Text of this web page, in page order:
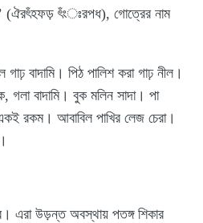
(ঐরৎঁহফড় ৎঁংঃরপধ), গোত্রের নাম
বাদামি। পিঠ পালিশ করা গাঢ় নীল।
গলা বাদামি। বুক মলিন সাদা। পা
রকম। আবাবিল পাখির লেজ চেরা।
এরা উড়ন্ত অবস্থায় পতঙ্গ শিকার